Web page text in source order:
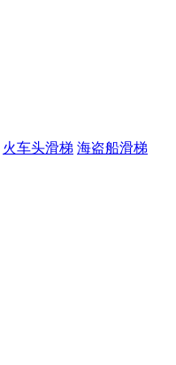
火车头滑梯 海盗船滑梯